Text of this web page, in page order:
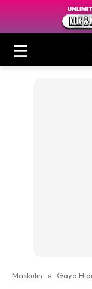
Maskulin » Gaya